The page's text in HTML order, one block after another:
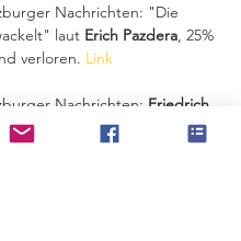
Nachrichten: "Die
laut Erich Pazdera, 25%
verloren.
Nachrichten: Friedrich
die Kürzung seiner Pension
und das ohne Indexierung!